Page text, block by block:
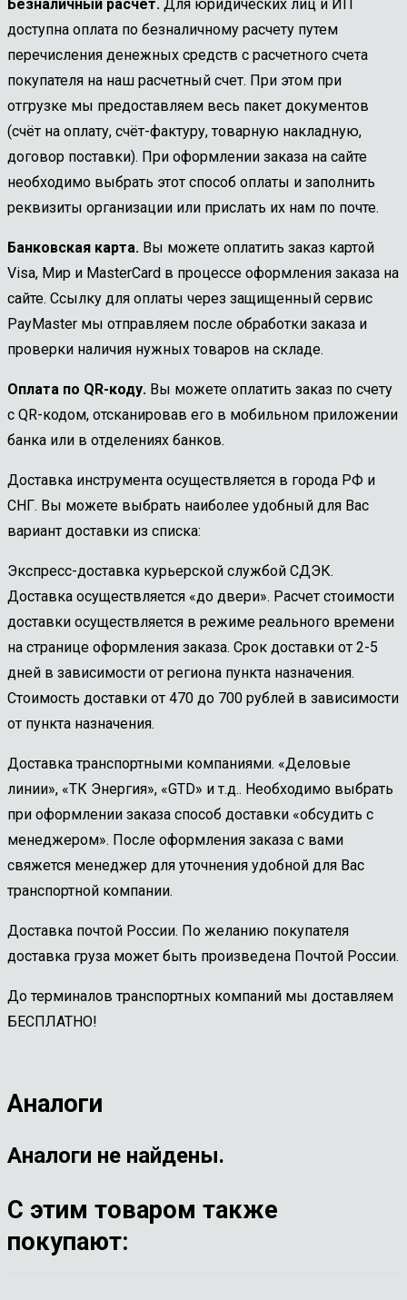
Безналичный расчет. Для юридических лиц и ИП
доступна оплата по безналичному расчету путем
перечисления денежных средств с расчетного счета
покупателя на наш расчетный счет. При этом при
отгрузке мы предоставляем весь пакет документов
(счёт на оплату, счёт-фактуру, товарную накладную,
договор поставки). При оформлении заказа на сайте
необходимо выбрать этот способ оплаты и заполнить
реквизиты организации или прислать их нам по почте.
Банковская карта. Вы можете оплатить заказ картой
Visa, Мир и MasterCard в процессе оформления заказа на
сайте. Ссылку для оплаты через защищенный сервис
PayMaster мы отправляем после обработки заказа и
проверки наличия нужных товаров на складе.
Оплата по QR-коду. Вы можете оплатить заказ по счету
с QR-кодом, отсканировав его в мобильном приложении
банка или в отделениях банков.
Доставка инструмента осуществляется в города РФ и
СНГ. Вы можете выбрать наиболее удобный для Вас
вариант доставки из списка:
Экспресс-доставка курьерской службой СДЭК.
Доставка осуществляется «до двери». Расчет стоимости
доставки осуществляется в режиме реального времени
на странице оформления заказа. Срок доставки от 2-5
дней в зависимости от региона пункта назначения.
Стоимость доставки от 470 до 700 рублей в зависимости
от пункта назначения.
Доставка транспортными компаниями. «Деловые
линии», «ТК Энергия», «GTD» и т.д.. Необходимо выбрать
при оформлении заказа способ доставки «обсудить с
менеджером». После оформления заказа с вами
свяжется менеджер для уточнения удобной для Вас
транспортной компании.
Доставка почтой России. По желанию покупателя
доставка груза может быть произведена Почтой России.
До терминалов транспортных компаний мы доставляем
БЕСПЛАТНО!
Аналоги
Аналоги не найдены.
С этим товаром также
покупают: